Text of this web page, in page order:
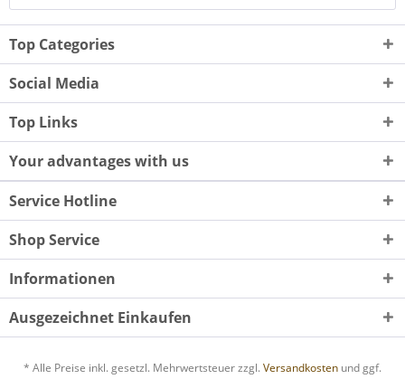
Top Categories
Social Media
Top Links
Your advantages with us
Service Hotline
Shop Service
Informationen
Ausgezeichnet Einkaufen
* Alle Preise inkl. gesetzl. Mehrwertsteuer zzgl. Versandkosten und ggf.